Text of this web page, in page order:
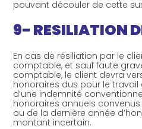
pouvant découler de cette
9- RESILIATION
En cas de résiliation par le
comptable, et sauf faute
comptable, le client devra
honoraires dus pour le
d’une indemnité
honoraires annuels convenus
ou de la dernière année
montant incertain.